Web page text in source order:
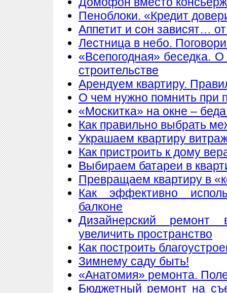
Пеноблоки. «Кредит
Аппетит и сон зависят…
Лестница в небо.
«Всепогодная» беседка.
строительстве
Арендуем квартиру.
О чем нужно помнить при
«Москитка» на окне –
Как правильно выбрать
Украшаем квартиру
Как пристроить к дому
Выбираем батареи в
Превращаем квартиру в
Как эффективно
балконе
Дизайнерский
увеличить пространство
Как построить
Зимнему саду быть!
«Анатомия» ремонта.
Бюджетный ремонт на